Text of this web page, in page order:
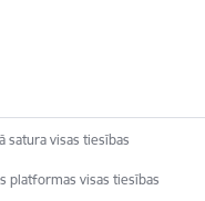
satura visas tiesības
platformas visas tiesības